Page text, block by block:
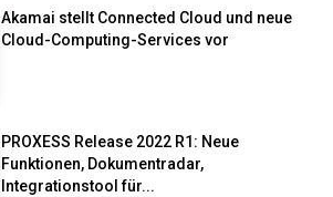
Akamai stellt Connected Cloud und neue
Cloud-Computing-Services vor
PROXESS Release 2022 R1: Neue
Funktionen, Dokumentradar,
Integrationstool für...